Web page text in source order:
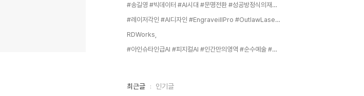
#송길영 #빅데이터 #AI시대 #문명전환 #성공방정식의재정의 #조직문화혁신 #실패장려 #가벼움과속도 #자기주도성 #AX,
#레이저각인 #AI디자인 #EngraveillPro #OutlawLaserStudio #AI아트생성 #스크롤워크 #커스텀그립,
RDWorks,
#아인슈타인급AI #피지컬AI #인간만의영역 #순수예술 #비효율의미학 #메이드바이휴먼 #AI시뮬레이션 #세밀한관찰,
최
최근글 인기글